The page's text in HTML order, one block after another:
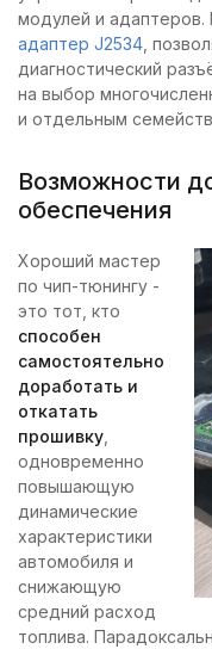
модулей и адаптеров.
адаптер J2534 ,
диагностический
на выбор
и отдельным
Возможности
обеспечения
Хороший мастер
по чип-тюнингу -
это тот, кто
способен
самостоятельно
доработать и
откатать
прошивку
одновременно
повышающую
динамические
характеристики
автомобиля и
снижающую
средний расход
топлива.